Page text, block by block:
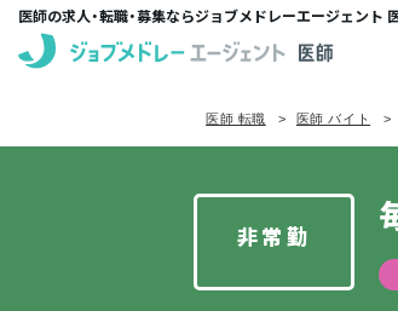
医師の求人・転職・募集ならジョブメドレーエージェント
医師 転職 医師 バイト
非常勤